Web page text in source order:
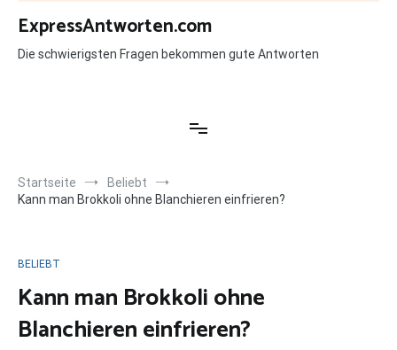
Zum
Inhalt
springen
ExpressAntworten.com
Die schwierigsten Fragen bekommen gute Antworten
Startseite
Beliebt
Kann man Brokkoli ohne Blanchieren einfrieren?
BELIEBT
Kann man Brokkoli ohne
Blanchieren einfrieren?